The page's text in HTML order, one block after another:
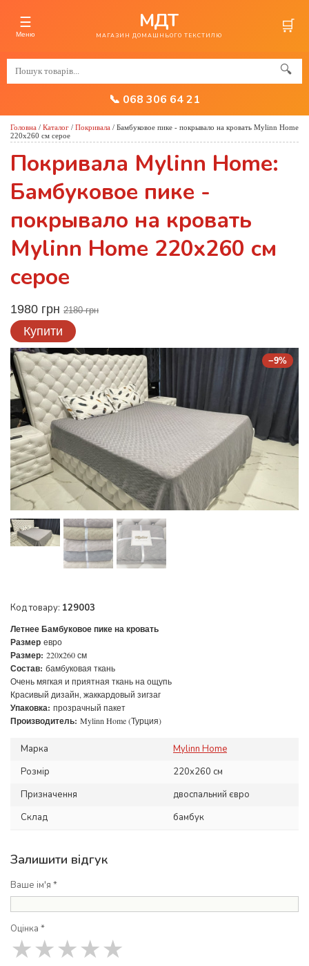
☰
Меню
МДТ
МАГАЗИН ДОМАШНЬОГО ТЕКСТИЛЮ 🛒
🔍
📞 068 306 64 21
Головна / Каталог / Покривала / Бамбуковое пике - покрывало на кровать Mylinn Home
220x260 см серое
Покривала Mylinn Home:
Бамбуковое пике -
покрывало на кровать
Mylinn Home 220x260 см
серое
1980 грн 2180 грн
Купити
−9%
Код товару: 129003
Летнее Бамбуковое пике на кровать
Размер евро
Размер: 220х260 см
Состав: бамбуковая ткань
Очень мягкая и приятная ткань на ощупь
Красивый дизайн, жаккардовый зигзаг
Упаковка: прозрачный пакет
Производитель: Mylinn Home (Турция)
Марка
Mylinn Home
Розмір
220x260 см
Призначення
двоспальний євро
Склад
бамбук
Залишити відгук
Ваше ім'я *
Оцінка *
★
★
★
★
★